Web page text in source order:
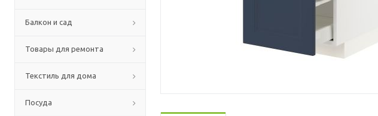
Балкон и сад
Товары для ремонта
Текстиль для дома
Посуда